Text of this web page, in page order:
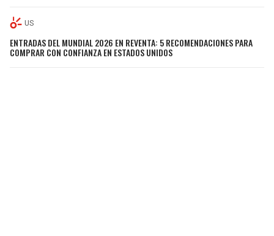
US
ENTRADAS DEL MUNDIAL 2026 EN REVENTA: 5 RECOMENDACIONES PARA
COMPRAR CON CONFIANZA EN ESTADOS UNIDOS